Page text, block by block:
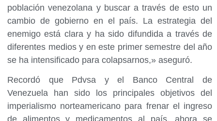
población venezolana y buscar a través de esto un
cambio de gobierno en el país. La estrategia del
enemigo está clara y ha sido difundida a través de
diferentes medios y en este primer semestre del año
se ha intensificado para colapsarnos,» aseguró.
Recordó que Pdvsa y el Banco Central de
Venezuela han sido los principales objetivos del
imperialismo norteamericano para frenar el ingreso